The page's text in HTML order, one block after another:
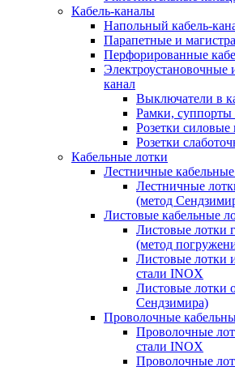
Кабель-каналы
Напольный кабель-
Парапетные и
Перфорированные
Электроустановочные
канал
Выключатели в
Рамки, суппорты
Розетки силовые
Розетки
Кабельные лотки
Лестничные
Лестничные
(метод
Листовые кабельные
Листовые лотки
(метод
Листовые лотки
стали INOX
Листовые лотки
Сендзимира)
Проволочные
Проволочные
стали INOX
Проволочные